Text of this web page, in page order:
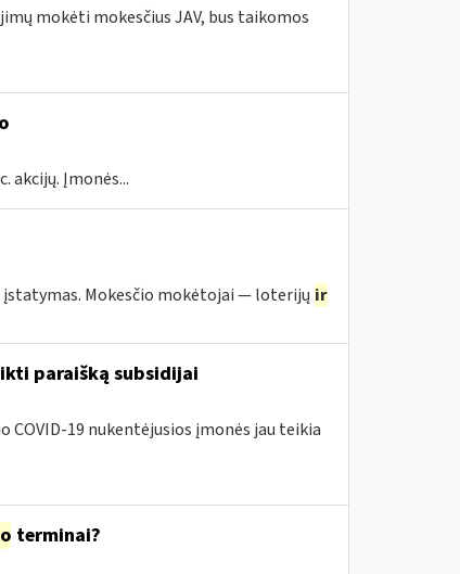
mokėti mokesčius JAV, bus taikomos
akcijų. Įmonės...
Mokesčio mokėtojai — loterijų ir
paraišką subsidijai
19 nukentėjusios įmonės jau teikia
terminai?